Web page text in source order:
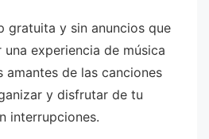
gratuita y sin anuncios que
experiencia de música
de las canciones
y disfrutar de tu
interrupciones.